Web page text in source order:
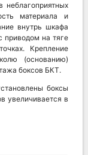
материала и
внутрь шкафа
приводом на тяге
Крепление
(основанию)
боксов БКТ.
боксы
увеличивается в